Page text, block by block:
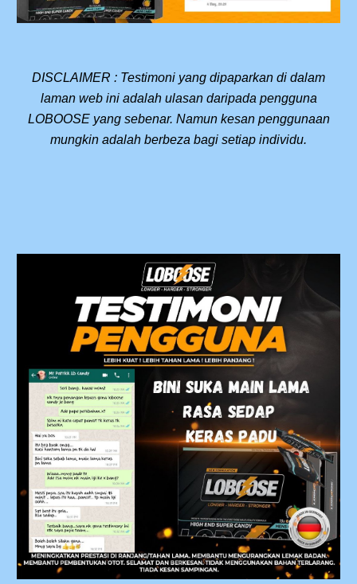
DISCLAIMER : Testimoni yang dipaparkan di dalam
laman web ini adalah ulasan daripada pengguna
LOBOOSE yang sebenar. Namun kesan penggunaan
mungkin adalah berbeza bagi setiap individu.